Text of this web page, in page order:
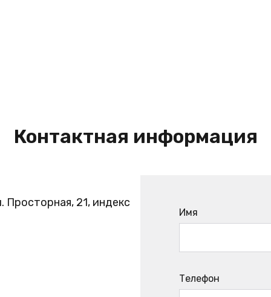
Контактная информация
21, индекс
Имя
Телефон